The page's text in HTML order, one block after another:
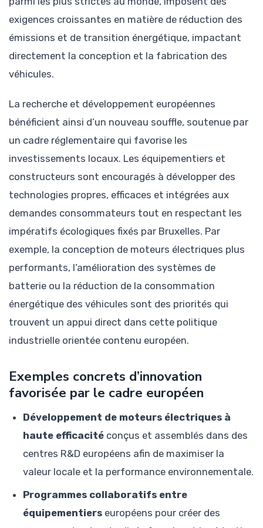
exigences croissantes en matière de réduction des
émissions et de transition énergétique, impactant
directement la conception et la fabrication des
véhicules.
La recherche et développement européennes
bénéficient ainsi d’un nouveau souffle, soutenue par
un cadre réglementaire qui favorise les
investissements locaux. Les équipementiers et
constructeurs sont encouragés à développer des
technologies propres, efficaces et intégrées aux
demandes consommateurs tout en respectant les
impératifs écologiques fixés par Bruxelles. Par
exemple, la conception de moteurs électriques plus
performants, l’amélioration des systèmes de
batterie ou la réduction de la consommation
énergétique des véhicules sont des priorités qui
trouvent un appui direct dans cette politique
industrielle orientée contenu européen.
Exemples concrets d’innovation
favorisée par le cadre européen
Développement de moteurs électriques à
haute efficacité conçus et assemblés dans des
centres R&D européens afin de maximiser la
valeur locale et la performance environnementale.
Programmes collaboratifs entre
équipementiers européens pour créer des